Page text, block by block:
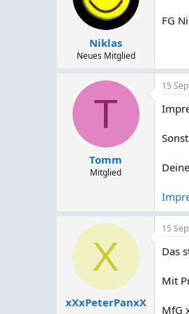
Niklas
Neues Mitglied
FG
T
Tomm
Mitglied
15
X
xXxPeterPanxX
15
Das
Mit
MfG